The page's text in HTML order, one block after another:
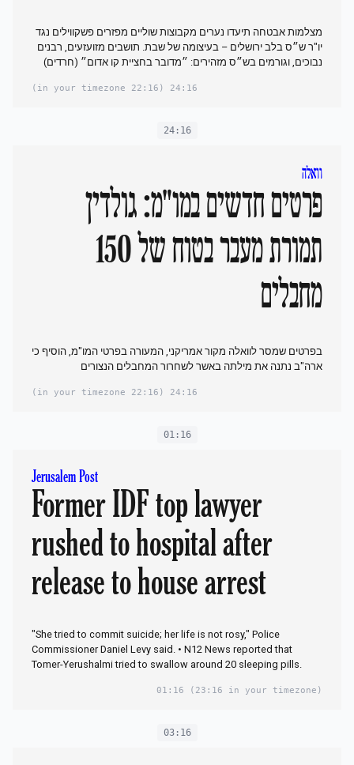
מצלמות אבטחה תיעדו נערים מקבוצות שוליים מפזרים פשקווילים נגד
יו"ר ש״ס בלב ירושלים – בעיצומה של שבת. תושבים מזועזעים, רבנים
נבוכים, וגורמים בש״ס מזהירים: ״מדובר בחציית קו אדום״ (חרדים)
24:16
(22:16 in your timezone)
24:16
וואלה
פרטים חדשים במו"מ: גולדין
תמורת מעבר בטוח של 150
מחבלים
בפרטים שמסר לוואלה מקור אמריקני, המעורה בפרטי המו"מ, הוסיף כי
ארה"ב נתנה את מילתה באשר לשחרור המחבלים הנצורים
24:16
(22:16 in your timezone)
01:16
Jerusalem Post
Former IDF top lawyer
rushed to hospital after
release to house arrest
"She tried to commit suicide; her life is not rosy," Police
Commissioner Daniel Levy said. • N12 News reported that
Tomer-Yerushalmi tried to swallow around 20 sleeping pills.
01:16 (23:16 in your timezone)
03:16